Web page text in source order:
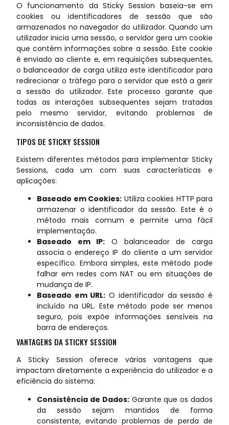
O funcionamento da Sticky Session baseia-se em
cookies ou identificadores de sessão que são
armazenados no navegador do utilizador. Quando um
utilizador inicia uma sessão, o servidor gera um cookie
que contém informações sobre a sessão. Este cookie
é enviado ao cliente e, em requisições subsequentes,
o balanceador de carga utiliza este identificador para
redirecionar o tráfego para o servidor que está a gerir
a sessão do utilizador. Este processo garante que
todas as interações subsequentes sejam tratadas
pelo mesmo servidor, evitando problemas de
inconsistência de dados.
TIPOS DE STICKY SESSION
Existem diferentes métodos para implementar Sticky
Sessions, cada um com suas características e
aplicações:
Baseado em Cookies: Utiliza cookies HTTP para
armazenar o identificador da sessão. Este é o
método mais comum e permite uma fácil
implementação.
Baseado em IP: O balanceador de carga
associa o endereço IP do cliente a um servidor
específico. Embora simples, este método pode
falhar em redes com NAT ou em situações de
mudança de IP.
Baseado em URL: O identificador da sessão é
incluído na URL. Este método pode ser menos
seguro, pois expõe informações sensíveis na
barra de endereços.
VANTAGENS DA STICKY SESSION
A Sticky Session oferece várias vantagens que
impactam diretamente a experiência do utilizador e a
eficiência do sistema:
Consistência de Dados:Garante que os dados
da sessão sejam mantidos de forma
consistente, evitando problemas de perda de